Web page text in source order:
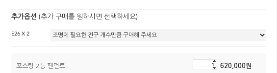
추가옵션 (추가 구매를 원하시면 선택하세요)
E26 X 2
포스팅 2등 팬던트 620,000원